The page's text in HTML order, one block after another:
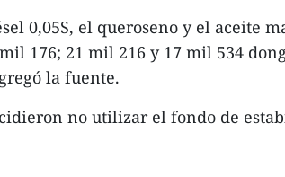
0,05S, el queroseno y el aceite
176; 21 mil 216 y 17 mil 534
la fuente.
no utilizar el fondo de